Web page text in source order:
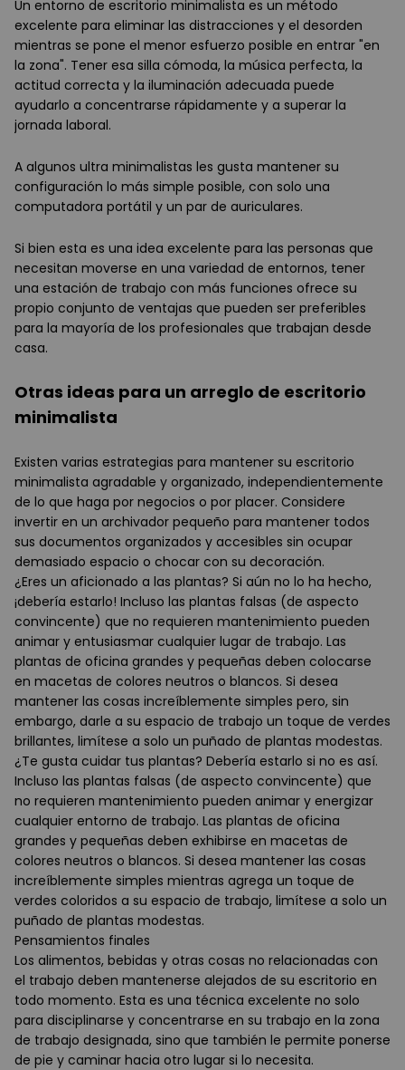
Un entorno de escritorio minimalista es un método
excelente para eliminar las distracciones y el desorden
mientras se pone el menor esfuerzo posible en entrar "en
la zona". Tener esa silla cómoda, la música perfecta, la
actitud correcta y la iluminación adecuada puede
ayudarlo a concentrarse rápidamente y a superar la
jornada laboral.
A algunos ultra minimalistas les gusta mantener su
configuración lo más simple posible, con solo una
computadora portátil y un par de auriculares.
Si bien esta es una idea excelente para las personas que
necesitan moverse en una variedad de entornos, tener
una estación de trabajo con más funciones ofrece su
propio conjunto de ventajas que pueden ser preferibles
para la mayoría de los profesionales que trabajan desde
casa.
Otras ideas para un arreglo de escritorio
minimalista
Existen varias estrategias para mantener su escritorio
minimalista agradable y organizado, independientemente
de lo que haga por negocios o por placer. Considere
invertir en un archivador pequeño para mantener todos
sus documentos organizados y accesibles sin ocupar
demasiado espacio o chocar con su decoración.
¿Eres un aficionado a las plantas? Si aún no lo ha hecho,
¡debería estarlo! Incluso las plantas falsas (de aspecto
convincente) que no requieren mantenimiento pueden
animar y entusiasmar cualquier lugar de trabajo. Las
plantas de oficina grandes y pequeñas deben colocarse
en macetas de colores neutros o blancos. Si desea
mantener las cosas increíblemente simples pero, sin
embargo, darle a su espacio de trabajo un toque de verdes
brillantes, limítese a solo un puñado de plantas modestas.
¿Te gusta cuidar tus plantas? Debería estarlo si no es así.
Incluso las plantas falsas (de aspecto convincente) que
no requieren mantenimiento pueden animar y energizar
cualquier entorno de trabajo. Las plantas de oficina
grandes y pequeñas deben exhibirse en macetas de
colores neutros o blancos. Si desea mantener las cosas
increíblemente simples mientras agrega un toque de
verdes coloridos a su espacio de trabajo, limítese a solo un
puñado de plantas modestas.
Pensamientos finales
Los alimentos, bebidas y otras cosas no relacionadas con
el trabajo deben mantenerse alejados de su escritorio en
todo momento. Esta es una técnica excelente no solo
para disciplinarse y concentrarse en su trabajo en la zona
de trabajo designada, sino que también le permite ponerse
de pie y caminar hacia otro lugar si lo necesita.